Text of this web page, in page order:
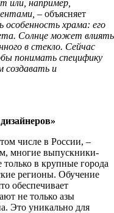
или, например,
– объясняет
храма: его
Солнце может влиять
в стекло. Сейчас
понимать специфику
создавать и
числе в России, –
многие выпускники-
в крупные города
регионы. Обучение
обеспечивает
не только азы
Это уникально для